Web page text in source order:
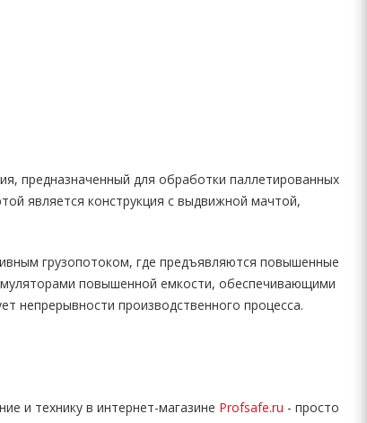
предназначенный для обработки паллетированных
является конструкция с выдвижной мачтой,
грузопотоком, где предъявляются повышенные
повышенной емкости, обеспечивающими
непрерывности производственного процесса.
и технику в интернет-магазине Profsafe.ru - просто